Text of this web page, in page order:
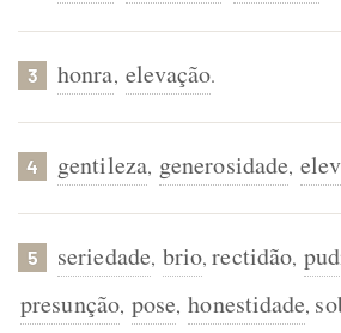
3 honra, elevação.
4 gentileza, generosidade,
5 seriedade, brio,rectidão,
presunção, pose, honestidade,